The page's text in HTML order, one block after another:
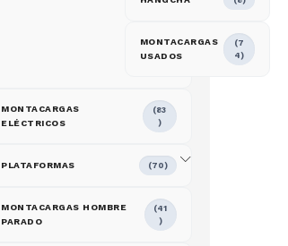
MONTACARGAS
USADOS
(7
4)
MONTACARGAS
ELÉCTRICOS
(83
)
PLATAFORMAS (70)
MONTACARGAS HOMBRE
PARADO
(41
)